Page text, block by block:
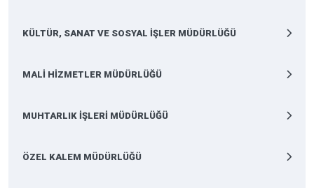
KÜLTÜR, SANAT VE SOSYAL İŞLER MÜDÜRLÜĞÜ
MALİ HİZMETLER MÜDÜRLÜĞÜ
MUHTARLIK İŞLERİ MÜDÜRLÜĞÜ
ÖZEL KALEM MÜDÜRLÜĞÜ